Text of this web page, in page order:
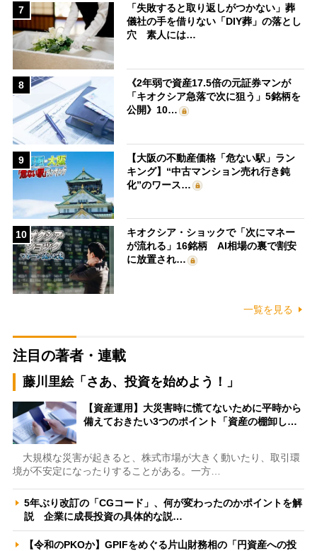
7
「失敗すると取り返しがつかない」葬
儀社の手を借りない「DIY葬」の落とし
穴 素人には…
8
《2年弱で資産17.5倍の元証券マンが
「キオクシア急落で次に狙う」5銘柄を
公開》10…
9
【大阪の不動産価格「危ない駅」ラン
キング】“中古マンション売れ行き鈍
化”のワース…
10
キオクシア・ショックで「次にマネー
が流れる」16銘柄 AI相場の裏で割安
に放置され…
一覧を見る
注目の著者・連載
藤川里絵「さあ、投資を始めよう！」
【資産運用】大災害時に慌てないために平時から
備えておきたい3つのポイント「資産の棚卸し…
大規模な災害が起きると、株式市場が大きく動いたり、取引環
境が不安定になったりすることがある。一方…
5年ぶり改訂の「CGコード」、何が変わったのかポイントを解
説 企業に成長投資の具体的な説…
【令和のPKOか】GPIFをめぐる片山財務相の「円資産への投